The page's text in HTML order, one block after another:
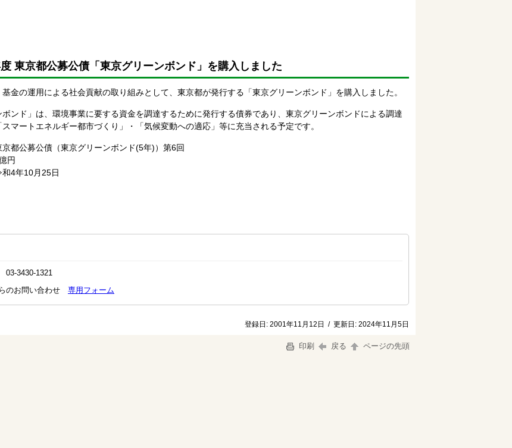
東京都公募公債「東京グリーンボンド」を購入しました
金の運用による社会貢献の取り組みとして、東京都が発行する「東京グリーンボンド」を購入しました。
ボンド」は、環境事業に要する資金を調達するために発行する債券であり、東京グリーンボンドによる調達
スマートエネルギー都市づくり」・「気候変動への適応」等に充当される予定です。
都公募公債（東京グリーンボンド(5年)）第6回
円
4年10月25日
03-3430-1321
のお問い合わせ 専用フォーム
登録日: 2001年11月12日 / 更新日: 2024年11月5日
印刷 戻る ページの先頭